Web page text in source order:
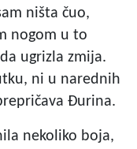
ništa čuo,
nogom u to
ugrizla zmija.
ni u narednih
Đurina.
nekoliko boja,